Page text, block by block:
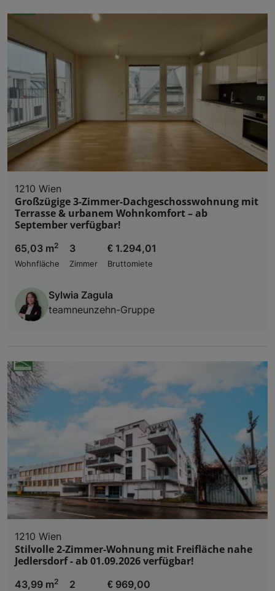
1210 Wien
Großzügige 3-Zimmer-Dachgeschosswohnung mit
Terrasse & urbanem Wohnkomfort – ab
September verfügbar!
65,03 m2
Wohnfläche
3
Zimmer
€ 1.294,01
Bruttomiete
Sylwia Zagula
teamneunzehn-Gruppe
1210 Wien
Stilvolle 2-Zimmer-Wohnung mit Freifläche nahe
Jedlersdorf - ab 01.09.2026 verfügbar!
43,99 m2
2 € 969,00